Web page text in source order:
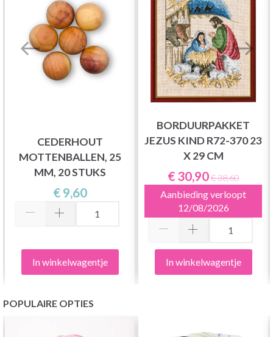
CEDERHOUT
MOTTENBALLEN, 25
MM, 20 STUKS
€ 9,60
In winkelwagentje
BORDUURPAKKET
JEZUS KIND R72-370 23
X 29 CM
€ 30,90€ 38,60
Aanbieding verloopt
12/08/2026
In winkelwagentje
POPULAIRE OPTIES